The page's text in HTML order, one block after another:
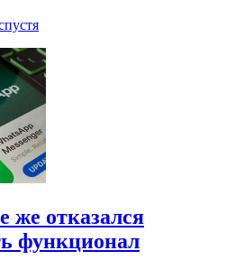
же отказался
функционал